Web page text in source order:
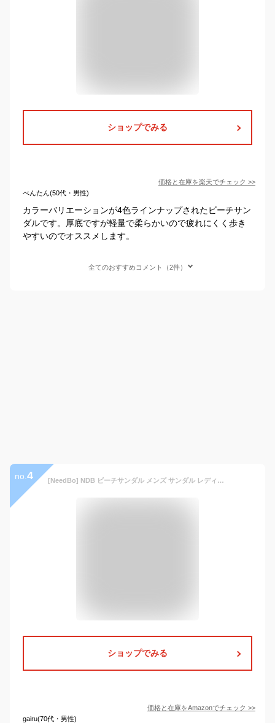
ショップでみる
価格と在庫を楽天でチェック >>
べんたん(50代・男性)
カラーバリエーションが4色ラインナップされたビーチサン
ダルです。厚底ですが軽量で柔らかいので疲れにくく歩き
やすいのでオススメします。
全てのおすすめコメント（2件）
no. 4 [NeedBo] NDB ビーチサンダル メンズ サンダル レディース 痛くない ビーサン 島ぞうり 歩きやすい 軽量 防滑 カジュアル プール 室内履き アウトドア
ショップでみる
価格と在庫をAmazonでチェック >>
gairu(70代・男性)